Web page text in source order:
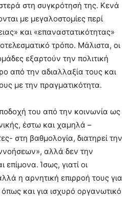
στη συγκρότησή της. Κενά
με μεγαλοστομίες περί
και «επαναστατικότητας»
τρόπο. Μάλιστα, οι
εξαρτούν την πολιτική
από την αδιαλλαξία τους και
με την πραγματικότητα.
του από την κοινωνία ως
έστω και χαμηλά –
στη βαθμολογία, διατηρεί την
αλλά δεν την
επίμονα. Ίσως, γιατί οι
η αρνητική επιρροή τους για
όπως και για ισχυρό οργανωτικό